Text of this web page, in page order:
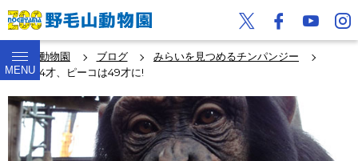
MENU
野毛山動物園 ブログ
みらいを見つめるチンパンジー
ルイが4才、ピーコは49才に!